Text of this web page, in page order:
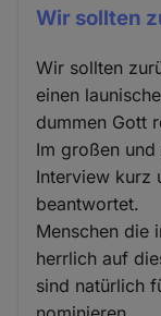
Wir sollten
Wir sollten
einen
dummen Gott
Im großen
Interview kurz
beantwortet.
Menschen die
herrlich auf
sind natürlich